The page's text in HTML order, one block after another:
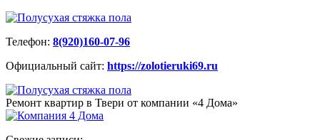
Телефон: 8(920)160-07-96
Официальный сайт: https://zolotieruki69.ru
Ремонт квартир в Твери от компании «4 Дома»